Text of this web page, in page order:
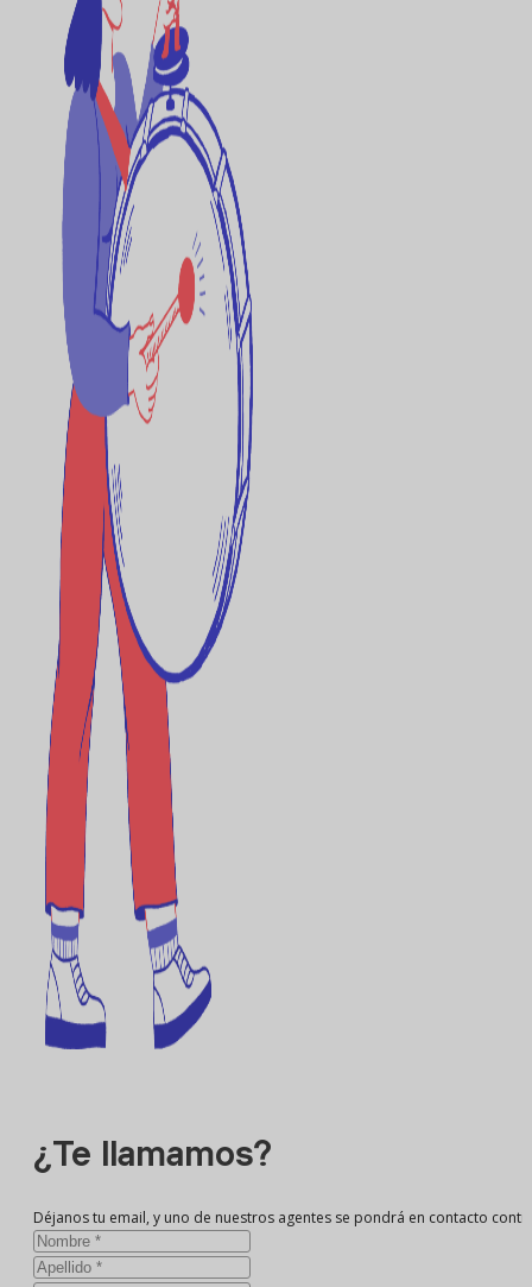
¿Te llamamos?
Déjanos tu email, y uno de nuestros agentes se pondrá en contacto